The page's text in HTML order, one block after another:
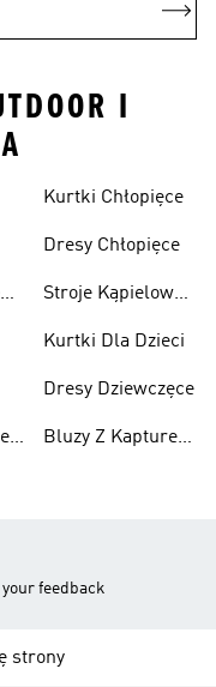
I
Kurtki Chłopięce
Dresy Chłopięce
Stroje Kąpielowe
Kurtki Dla Dzieci
Dresy Dziewczęce
Bluzy Z Kapturem
feedback
strony